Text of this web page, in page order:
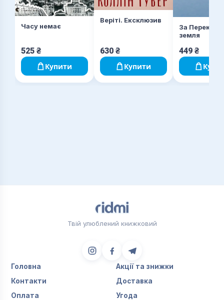
зупинити?
Часу немає
525 ₴
Купити
Веріті. Ексклюзив
630 ₴
Купити
За
земля
449 ₴
Твій улюблений книжковий
Головна
Акції та знижки
Контакти
Доставка
Оплата
Угода